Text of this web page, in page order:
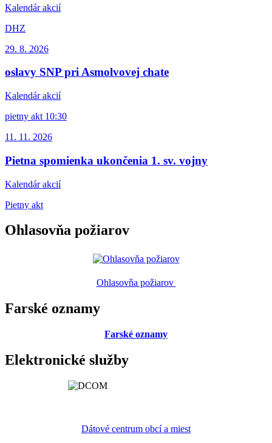
Kalendár akcií
DHZ
29. 8. 2026
oslavy SNP pri Asmolvovej chate
Kalendár akcií
pietny akt 10:30
11. 11. 2026
Pietna spomienka ukončenia 1. sv. vojny
Kalendár akcií
Pietny akt
Ohlasovňa požiarov
Ohlasovňa požiarov
Farské oznamy
Farské oznamy
Elektronické služby
Dátové centrum obcí a miest